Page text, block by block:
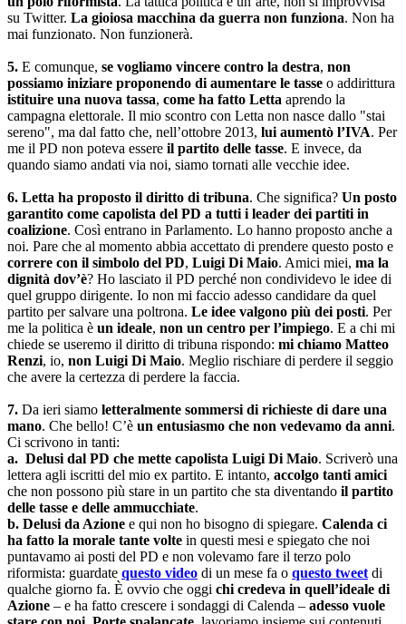
su Twitter. La gioiosa macchina da guerra non funziona. Non ha
mai funzionato. Non funzionerà.
5. E comunque, se vogliamo vincere contro la destra, non
possiamo iniziare proponendo di aumentare le tasse o addirittura
istituire una nuova tassa, come ha fatto Letta aprendo la
campagna elettorale. Il mio scontro con Letta non nasce dallo "stai
sereno", ma dal fatto che, nell’ottobre 2013, lui aumentò l’IVA. Per
me il PD non poteva essere il partito delle tasse. E invece, da
quando siamo andati via noi, siamo tornati alle vecchie idee.
6. Letta ha proposto il diritto di tribuna. Che significa? Un posto
garantito come capolista del PD a tutti i leader dei partiti in
coalizione. Così entrano in Parlamento. Lo hanno proposto anche a
noi. Pare che al momento abbia accettato di prendere questo posto e
correre con il simbolo del PD, Luigi Di Maio. Amici miei, ma la
dignità dov’è? Ho lasciato il PD perché non condividevo le idee di
quel gruppo dirigente. Io non mi faccio adesso candidare da quel
partito per salvare una poltrona. Le idee valgono più dei posti. Per
me la politica è un ideale, non un centro per l’impiego. E a chi mi
chiede se useremo il diritto di tribuna rispondo: mi chiamo Matteo
Renzi, io, non Luigi Di Maio. Meglio rischiare di perdere il seggio
che avere la certezza di perdere la faccia.
7. Da ieri siamo letteralmente sommersi di richieste di dare una
mano. Che bello! C’è un entusiasmo che non vedevamo da anni.
Ci scrivono in tanti:
a. Delusi dal PD che mette capolista Luigi Di Maio. Scriverò una
lettera agli iscritti del mio ex partito. E intanto, accolgo tanti amici
che non possono più stare in un partito che sta diventando il partito
delle tasse e delle ammucchiate.
b. Delusi da Azione e qui non ho bisogno di spiegare. Calenda ci
ha fatto la morale tante volte in questi mesi e spiegato che noi
puntavamo ai posti del PD e non volevamo fare il terzo polo
riformista: guardate questo video di un mese fa o questo tweet di
qualche giorno fa. È ovvio che oggi chi credeva in quell’ideale di
Azione – e ha fatto crescere i sondaggi di Calenda – adesso vuole